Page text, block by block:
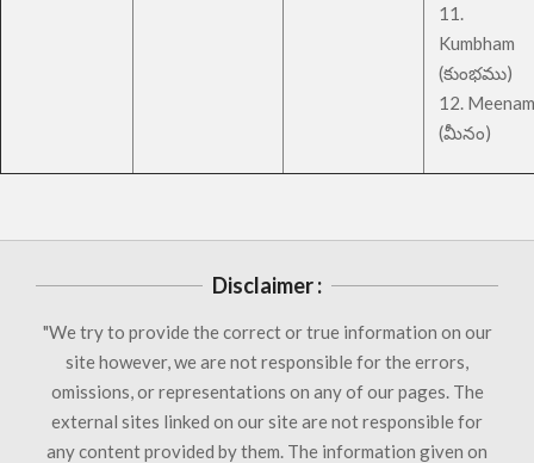
11.
Kumbham
(కుంభము)
12. Meenam
(మీనం)
Disclaimer :
"We try to provide the correct or true information on our
site however, we are not responsible for the errors,
omissions, or representations on any of our pages. The
external sites linked on our site are not responsible for
any content provided by them. The information given on